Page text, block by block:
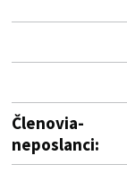
Členovia-
neposlanci: